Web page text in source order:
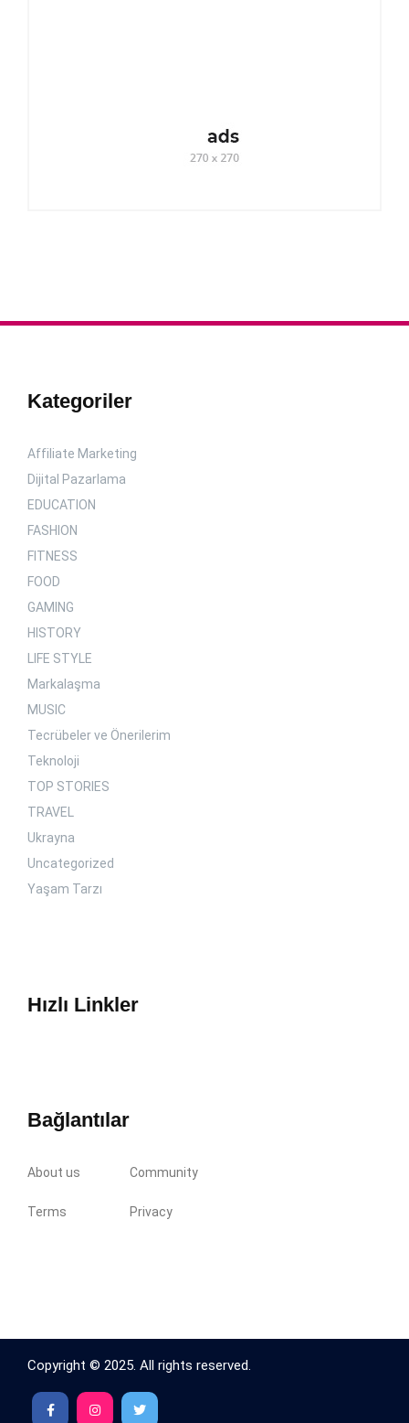
Kategoriler
Affiliate Marketing
Dijital Pazarlama
EDUCATION
FASHION
FITNESS
FOOD
GAMING
HISTORY
LIFE STYLE
Markalaşma
MUSIC
Tecrübeler ve Önerilerim
Teknoloji
TOP STORIES
TRAVEL
Ukrayna
Uncategorized
Yaşam Tarzı
Hızlı Linkler
Bağlantılar
About us Community
Terms Privacy
Copyright © 2025. All rights reserved.